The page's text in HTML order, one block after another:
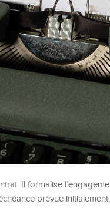
Il formalise
prévue